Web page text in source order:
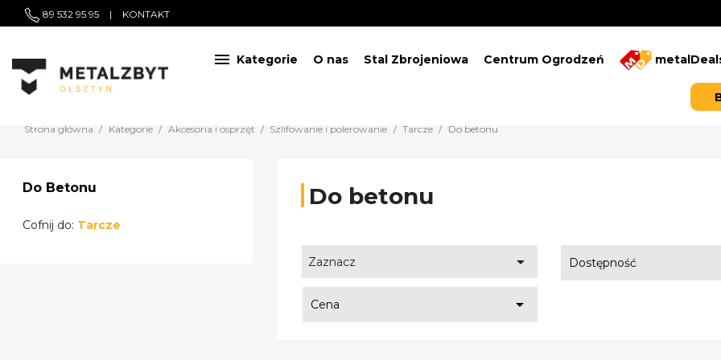
89 532 95 95 | KONTAKT
 Kategorie O nas Stal Zbrojeniowa Centrum Ogrodzeń
Strona główna Kategorie Akcesoria i osprzęt Szlifowanie i polerowanie Tarcze Do betonu
Do Betonu
Cofnij do: Tarcze
Do betonu
Zaznacz  Dostępność
Cena 